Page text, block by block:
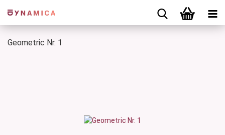
Geometric Nr. 1